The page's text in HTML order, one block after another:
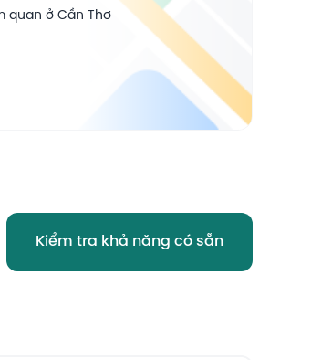
Can Tho, Vietnam
quan ở Cần Thơ
Kiểm tra khả năng có sẵn